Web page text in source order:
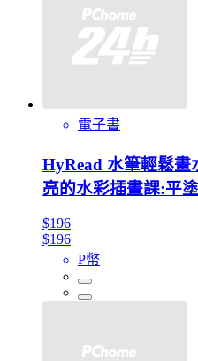
電子書
HyRead 水筆輕鬆
亮的水彩插畫課:平
$196
$196
P幣